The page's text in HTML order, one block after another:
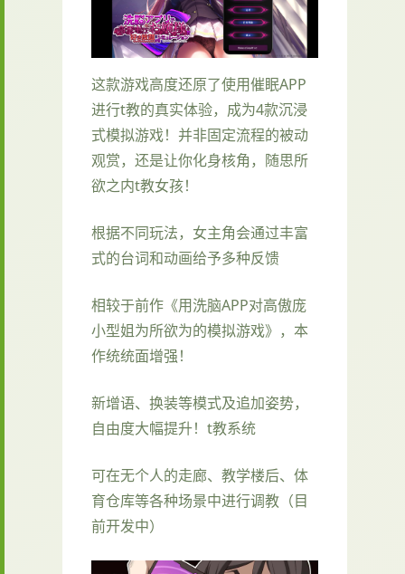
这款游戏高度还原了使用催眠APP
进行t教的真实体验，成为4款沉浸
式模拟游戏！并非固定流程的被动
观赏，还是让你化身核角，随思所
欲之内t教女孩！
根据不同玩法，女主角会通过丰富
式的台词和动画给予多种反馈
相较于前作《用洗脑APP对高傲庞
小型姐为所欲为的模拟游戏》，本
作统统面增强！
新增语、换装等模式及追加姿势，
自由度大幅提升！t教系统
可在无个人的走廊、教学楼后、体
育仓库等各种场景中进行调教（目
前开发中）